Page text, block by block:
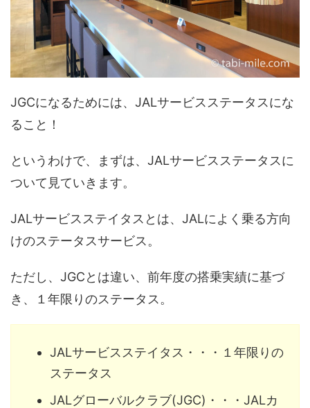
JGCになるためには、JALサービスステータスにな
ること！
というわけで、まずは、JALサービスステータスに
ついて見ていきます。
JALサービスステイタスとは、JALによく乗る方向
けのステータスサービス。
ただし、JGCとは違い、前年度の搭乗実績に基づ
き、１年限りのステータス。
JALサービスステイタス・・・１年限りの
ステータス
JALグローバルクラブ(JGC)・・・JALカ